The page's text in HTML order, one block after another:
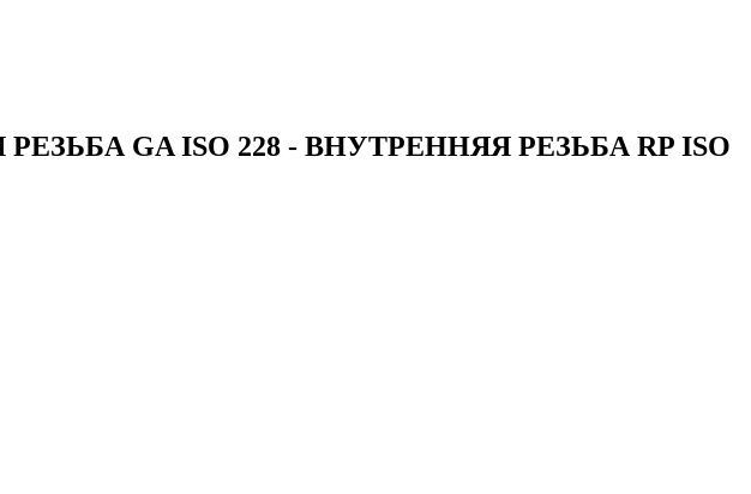
GA ISO 228 - ВНУТРЕННЯЯ РЕЗЬБА RP ISO